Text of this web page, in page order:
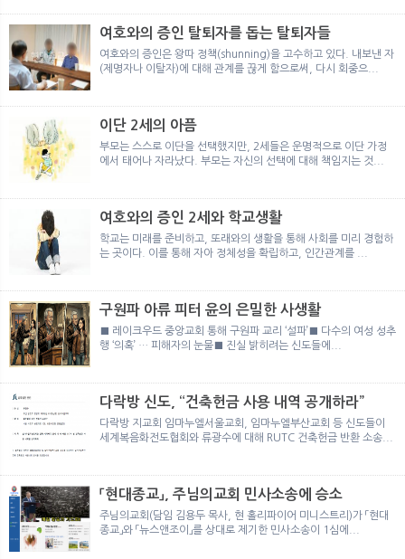
여호와의 증인 탈퇴자를 돕는 탈퇴자들
여호와의 증인은 왕따 정책(shunning)을 고수하고 있다. 내보낸 자
(제명자나 이탈자)에 대해 관계를 끊게 함으로써, 다시 회중으...
이단 2세의 아픔
부모는 스스로 이단을 선택했지만, 2세들은 운명적으로 이단 가정
에서 태어나 자라났다. 부모는 자신의 선택에 대해 책임지는 것...
여호와의 증인 2세와 학교생활
학교는 미래를 준비하고, 또래와의 생활을 통해 사회를 미리 경험하
는 곳이다. 이를 통해 자아 정체성을 확립하고, 인간관계를 ...
구원파 아류 피터 윤의 은밀한 사생활
■ 레이크우드 중앙교회 통해 구원파 교리 ‘설파’■ 다수의 여성 성추
행 ‘의혹’ … 피해자의 눈물■ 진실 밝히려는 신도들에...
다락방 신도, “건축헌금 사용 내역 공개하라”
다락방 지교회 임마누엘서울교회, 임마누엘부산교회 등 신도들이
세계복음화전도협회와 류광수에 대해 RUTC 건축헌금 반환 소송...
「현대종교」, 주님의교회 민사소송에 승소
주님의교회(담임 김용두 목사, 현 홀리파이어 미니스트리)가 「현대
종교」와 「뉴스앤조이」를 상대로 제기한 민사소송이 1심에...